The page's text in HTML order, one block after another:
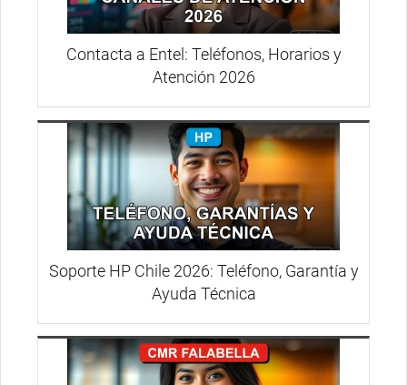
Contacta a Entel: Teléfonos, Horarios y
Atención 2026
Soporte HP Chile 2026: Teléfono, Garantía y
Ayuda Técnica